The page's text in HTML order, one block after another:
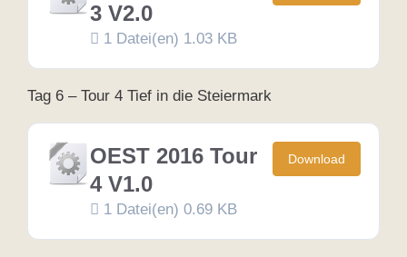
3 V2.0
1 Datei(en) 1.03 KB
Tag 6 – Tour 4 Tief in die Steiermark
OEST 2016 Tour
4 V1.0
1 Datei(en) 0.69 KB
Download